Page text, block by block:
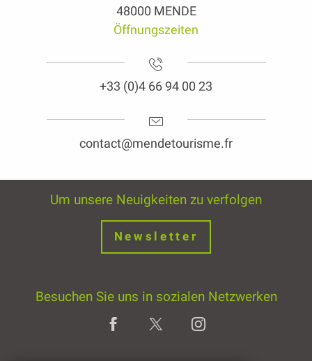
48000 MENDE
Öffnungszeiten
+33 (0)4 66 94 00 23
contact@mendetourisme.fr
Um unsere Neuigkeiten zu verfolgen
Newsletter
Besuchen Sie uns in sozialen Netzwerken